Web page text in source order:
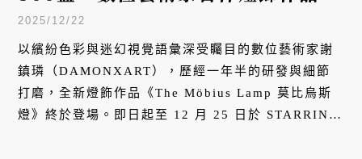
STARRING Studio展售收藏級家
居藝術
2025/12/22
以繽紛色彩與迷幻視覺語彙深受矚目的數位藝術家謝
鎮璘（DAMONXART），歷經一年半的研發與細節
打磨，全新燈飾作品《The Möbius Lamp 莫比烏斯
燈》終於登場。即日起至 12 月 25 日於 STARRING